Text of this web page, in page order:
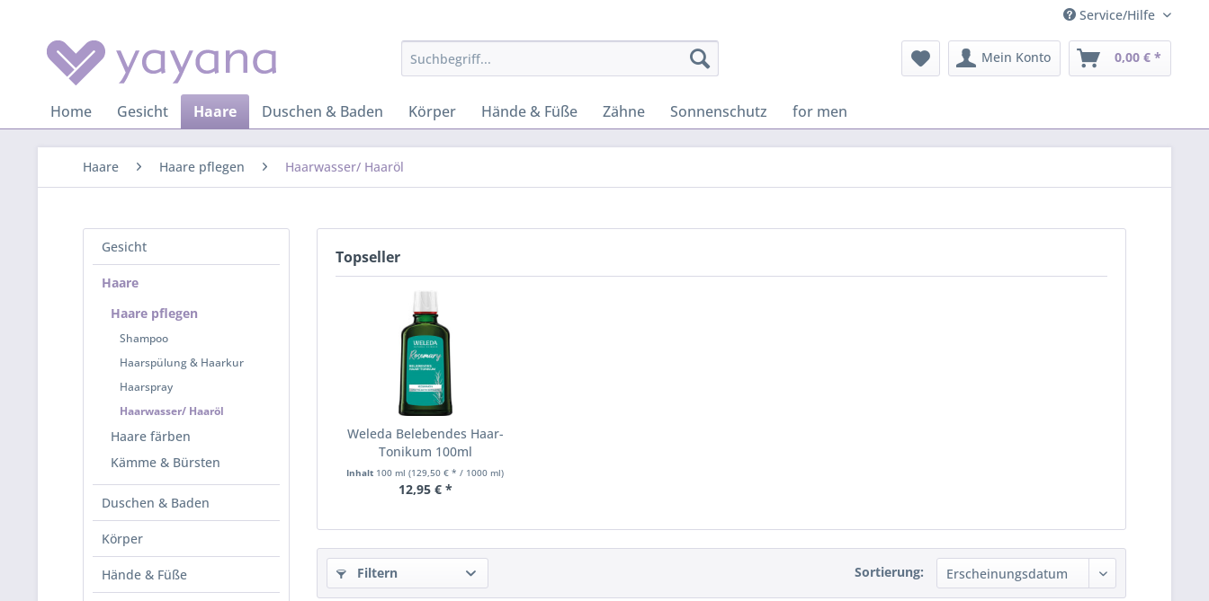
Service/Hilfe
Mein Konto 0,00 € *
Home Gesicht Haare Duschen & Baden Körper Hände & Füße Zähne Sonnenschutz for men
Haare Haare pflegen Haarwasser/ Haaröl
Gesicht
Haare
Haare pflegen
Shampoo
Haarspülung & Haarkur
Haarspray
Haarwasser/ Haaröl
Haare färben
Kämme & Bürsten
Duschen & Baden
Körper
Hände & Füße
Topseller
Weleda Belebendes Haar-
Tonikum 100ml
Inhalt 100 ml(129,50 € * / 1000 ml)
12,95 € *
Filtern Sortierung: